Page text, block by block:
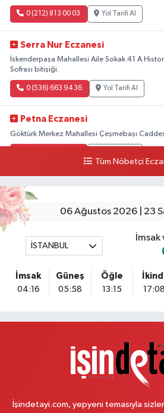
0 (212) 813 00 03 Yol Tarifi Al
Serra Nur Eczanesi
İskenderpaşa Mahallesi Aile Sokak 41 A
Sofrası bitişiği.
0 (536) 663 94 36 Yol Tarifi Al
Petna Eczanesi
Göktürk Merkez Mahallesi Çeşmebaşı
Karlıktepe Mahallesi Soğanlık Caddesi No:34 A
0 (216) 504 24 53 Yol Tarifi Al
Bulvar Eczanesi
geçtikten sonra Harman Mobilya arkası,
BÖLGESİ (GÜNEŞ, BULVAR, ÇİĞDEM, DEVA
Halıcıoğlu Mahallesi Tunç Sokak 1 A
Tüm Nöbetçi
06 Ağustos 2026 | 23
İSTANBUL
İmsak
04:16
Güneş
05:58
Öğle
13:15
17:08
İşindetayi.com, yepyeni temasıyla